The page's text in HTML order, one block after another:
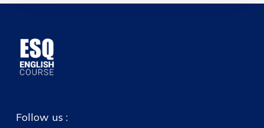
Follow us :